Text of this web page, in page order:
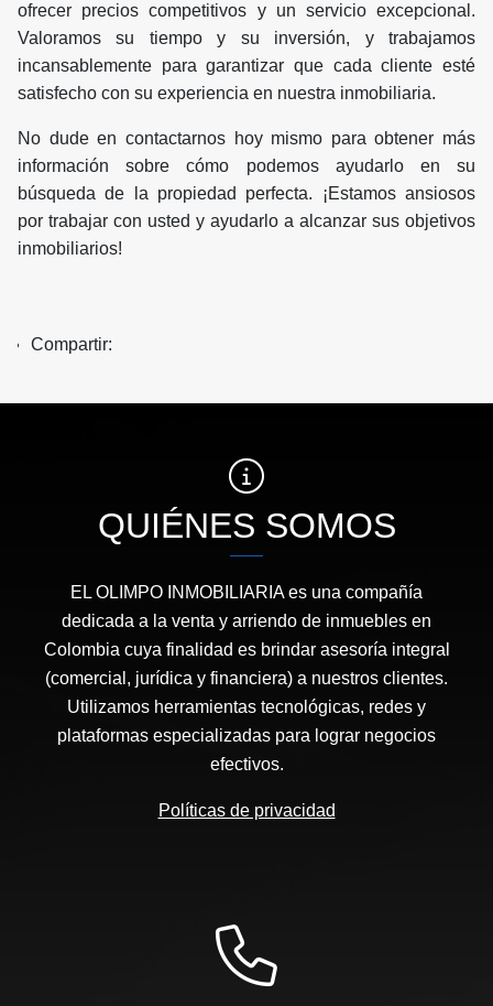
ofrecer precios competitivos y un servicio excepcional.
Valoramos su tiempo y su inversión, y trabajamos
incansablemente para garantizar que cada cliente esté
satisfecho con su experiencia en nuestra inmobiliaria.
No dude en contactarnos hoy mismo para obtener más
información sobre cómo podemos ayudarlo en su
búsqueda de la propiedad perfecta. ¡Estamos ansiosos
por trabajar con usted y ayudarlo a alcanzar sus objetivos
inmobiliarios!
Compartir:
QUIÉNES SOMOS
EL OLIMPO INMOBILIARIA es una compañía
dedicada a la venta y arriendo de inmuebles en
Colombia cuya finalidad es brindar asesoría integral
(comercial, jurídica y financiera) a nuestros clientes.
Utilizamos herramientas tecnológicas, redes y
plataformas especializadas para lograr negocios
efectivos.
Políticas de privacidad